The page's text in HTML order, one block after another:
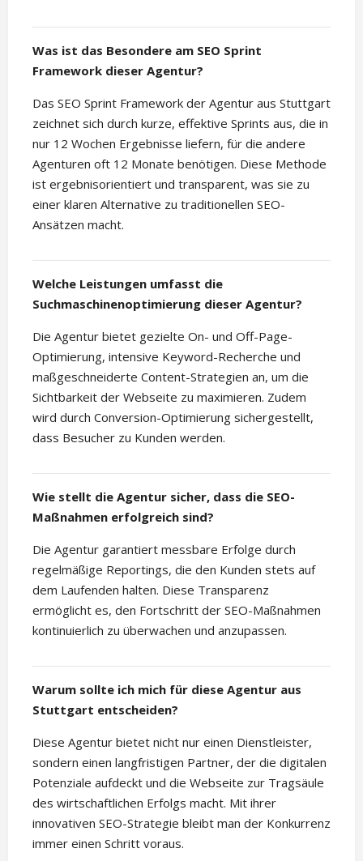
Was ist das Besondere am SEO Sprint
Framework dieser Agentur?
Das SEO Sprint Framework der Agentur aus Stuttgart
zeichnet sich durch kurze, effektive Sprints aus, die in
nur 12 Wochen Ergebnisse liefern, für die andere
Agenturen oft 12 Monate benötigen. Diese Methode
ist ergebnisorientiert und transparent, was sie zu
einer klaren Alternative zu traditionellen SEO-
Ansätzen macht.
Welche Leistungen umfasst die
Suchmaschinenoptimierung dieser Agentur?
Die Agentur bietet gezielte On- und Off-Page-
Optimierung, intensive Keyword-Recherche und
maßgeschneiderte Content-Strategien an, um die
Sichtbarkeit der Webseite zu maximieren. Zudem
wird durch Conversion-Optimierung sichergestellt,
dass Besucher zu Kunden werden.
Wie stellt die Agentur sicher, dass die SEO-
Maßnahmen erfolgreich sind?
Die Agentur garantiert messbare Erfolge durch
regelmäßige Reportings, die den Kunden stets auf
dem Laufenden halten. Diese Transparenz
ermöglicht es, den Fortschritt der SEO-Maßnahmen
kontinuierlich zu überwachen und anzupassen.
Warum sollte ich mich für diese Agentur aus
Stuttgart entscheiden?
Diese Agentur bietet nicht nur einen Dienstleister,
sondern einen langfristigen Partner, der die digitalen
Potenziale aufdeckt und die Webseite zur Tragsäule
des wirtschaftlichen Erfolgs macht. Mit ihrer
innovativen SEO-Strategie bleibt man der Konkurrenz
immer einen Schritt voraus.